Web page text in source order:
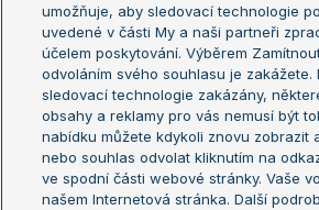
Sázkařský žebříček
Wimbledon
US Open
Turnaj mistrů
Turnaj mistryň
Aktualní trendy
Fotbalové přestupy
umožňuje, aby sledovací technologie
uvedené v části My a naši partneři
účelem poskytování. Výběrem
odvoláním svého souhlasu je zakážete.
sledovací technologie zakázány,
obsahy a reklamy pro vás nemusí být
nabídku můžete kdykoli znovu zobrazit
nebo souhlas odvolat kliknutím na
ve spodní části webové stránky. Vaše
našem Internetová stránka. Další